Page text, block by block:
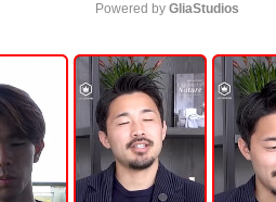
U
n
m
u
t
e
Powered by GliaStudios